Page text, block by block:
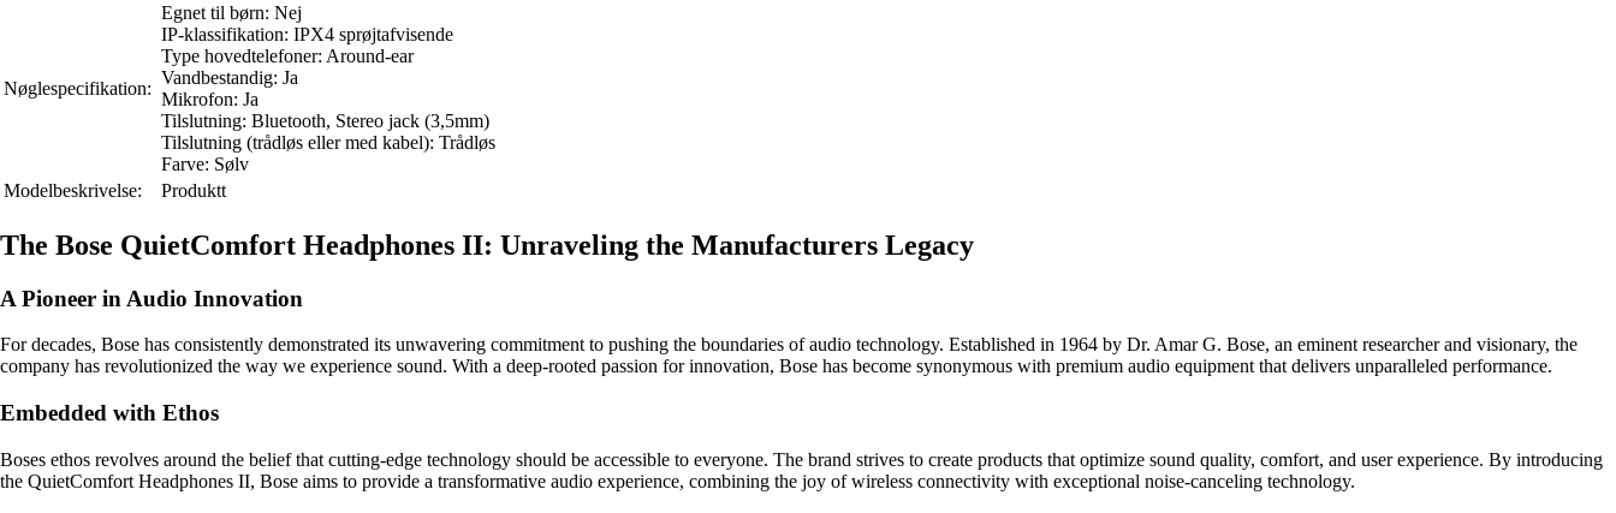
Nøglespecifikation:
Egnet til børn: Nej
IP-klassifikation: IPX4 sprøjtafvisende
Type hovedtelefoner: Around-ear
Vandbestandig: Ja
Mikrofon: Ja
Tilslutning: Bluetooth, Stereo jack (3,5mm)
Tilslutning (trådløs eller med kabel): Trådløs
Farve: Sølv
Modelbeskrivelse:
Produktt
The Bose QuietComfort Headphones II: Unraveling the Manufacturers Legacy
A Pioneer in Audio Innovation
For decades, Bose has consistently demonstrated its unwavering commitment to pushing the boundaries of audio technology. Established in 1964 by Dr. Amar G. Bose, an eminent researcher and visionary, the
company has revolutionized the way we experience sound. With a deep-rooted passion for innovation, Bose has become synonymous with premium audio equipment that delivers unparalleled performance.
Embedded with Ethos
Boses ethos revolves around the belief that cutting-edge technology should be accessible to everyone. The brand strives to create products that optimize sound quality, comfort, and user experience. By introducing
the QuietComfort Headphones II, Bose aims to provide a transformative audio experience, combining the joy of wireless connectivity with exceptional noise-canceling technology.